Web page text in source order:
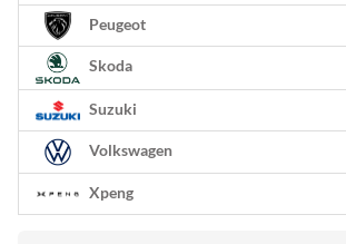
Peugeot
Skoda
Suzuki
Volkswagen
Xpeng